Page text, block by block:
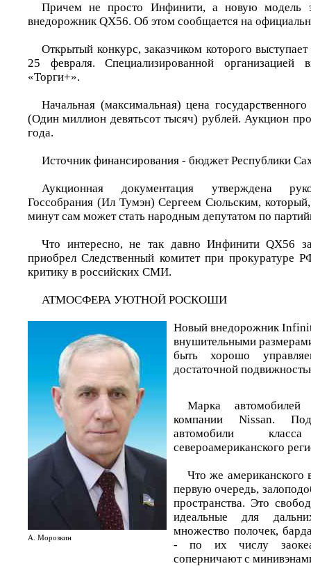
Причем не просто Инфинити, а новую модель
внедорожник QX56. Об этом сообщается на
Открытый конкурс, заказчиком которого
25 февраля. Специализированной организацией
«Торги+».
Начальная (максимальная) цена
(Один миллион девятьсот тысяч) рублей. Аукцион
года.
Источник финансирования - бюджет Республики
Аукционная документация утверждена
Госсобрания (Ил Тумэн) Сергеем Сюльским, который,
минут сам может стать народным депутатом по
Что интересно, не так давно Инфинити QX56
приобрел Следственный комитет при прокуратуре
критику в российских СМИ.
АТМОСФЕРА УЮТНОЙ РОСКОШИ
А. Морозкин
Новый внедорожник
внушительными
быть хорошо
достаточной
Марка
компании Nissan.
автомобили
североамериканского
Что же
первую очередь,
пространства. Это
идеальные для
множество полочек,
- по их числу
соперничают с